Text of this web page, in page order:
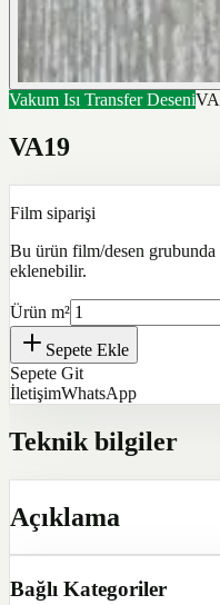
Vakum Isı Transfer Deseni
VA19
Film siparişi
Bu ürün film/desen
eklenebilir.
Ürün m²
Sepete Ekle
Sepete Git
İletişimWhatsApp
Teknik bilgiler
Açıklama
Bağlı Kategoriler